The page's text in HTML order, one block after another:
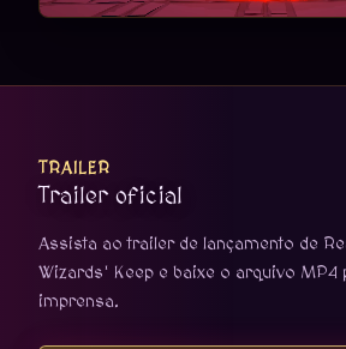
TRAILER
Trailer oficial
Assista ao trailer de lançamento de
Wizards' Keep e baixe o arquivo MP4
imprensa.